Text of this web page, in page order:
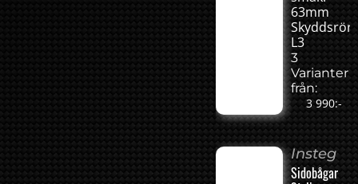
63mm
Skyddsrör
L3
3
Varianter
från:
3 990:-
Insteg
Sidobågar